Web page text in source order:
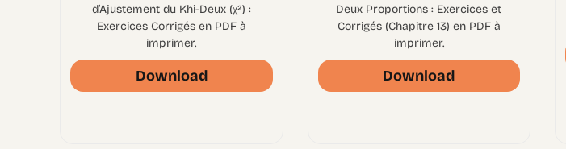
d’Ajustement du Khi-Deux (χ²) :
Exercices Corrigés en PDF à
imprimer.
Download
Deux Proportions : Exercices et
Corrigés (Chapitre 13) en PDF à
imprimer.
Download